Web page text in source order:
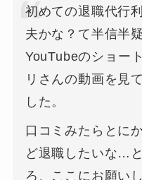
初めての退職代行
夫かな？て半信半
YouTubeのショー
リさんの動画を見
した。
口コミみたらとに
ど退職したいな…
ろ、ここにお願い